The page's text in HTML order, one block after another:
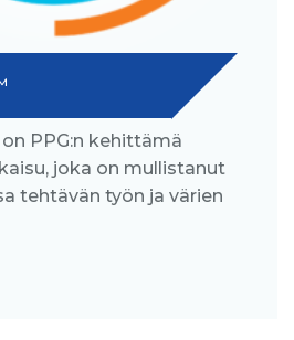
PPG:n kehittämä
joka on mullistanut
tehtävän työn ja värien